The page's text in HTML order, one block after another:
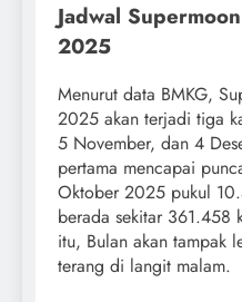
Jadwal
2025
Menurut data BMKG,
2025 akan terjadi tiga
5 November, dan 4
pertama mencapai
Oktober 2025 pukul
berada sekitar 361.458
itu, Bulan akan tampak
terang di langit malam.